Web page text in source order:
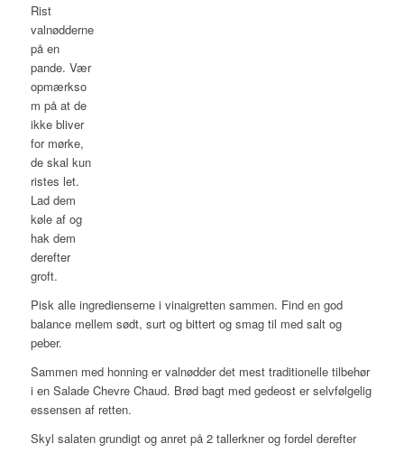
Rist
valnødderne
på en
pande. Vær
opmærkso
m på at de
ikke bliver
for mørke,
de skal kun
ristes let.
Lad dem
køle af og
hak dem
derefter
groft.
Pisk alle ingredienserne i vinaigretten sammen. Find en god
balance mellem sødt, surt og bittert og smag til med salt og
peber.
Sammen med honning er valnødder det mest traditionelle tilbehør
i en Salade Chevre Chaud. Brød bagt med gedeost er selvfølgelig
essensen af retten.
Skyl salaten grundigt og anret på 2 tallerkner og fordel derefter